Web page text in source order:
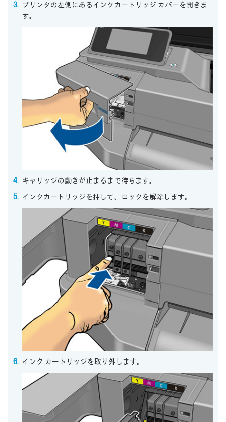
プリンタの左側にあるインクカートリッジ カバーを開きま
す。
キャリッジの動きが止まるまで待ちます。
インクカートリッジを押して、ロックを解除します。
インク カートリッジを取り外します。